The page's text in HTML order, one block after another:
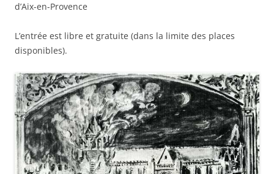
d’Aix-en-Provence
L’entrée est libre et gratuite (dans la limite des places
disponibles).